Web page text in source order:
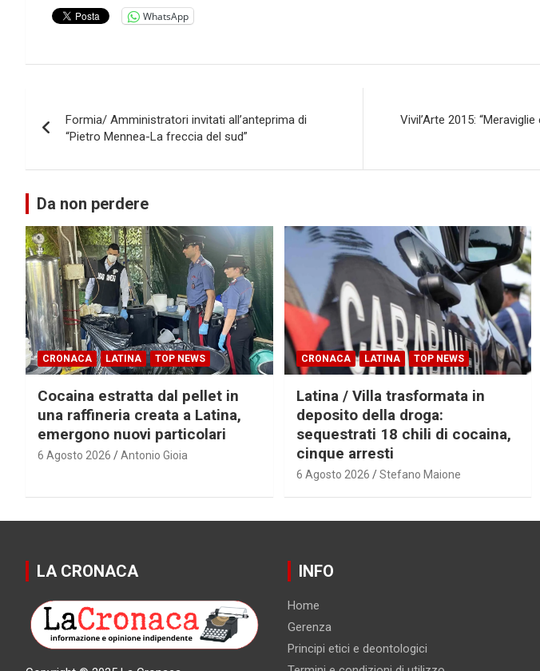
WhatsApp
articoli
Formia/ Amministratori invitati all’anteprima di
“Pietro Mennea-La freccia del sud”
Vivil’Arte 2015:
Da non perdere
CRONACA LATINA TOP NEWS
Cocaina estratta dal pellet in
una raffineria creata a Latina,
emergono nuovi particolari
6 Agosto 2026 Antonio Gioia
CRONACA LATINA TOP NEWS
Latina / Villa trasformata in
deposito della droga:
sequestrati 18 chili di cocaina,
cinque arresti
6 Agosto 2026 Stefano Maione
LA CRONACA INFO
Home
Gerenza
Principi etici e deontologici